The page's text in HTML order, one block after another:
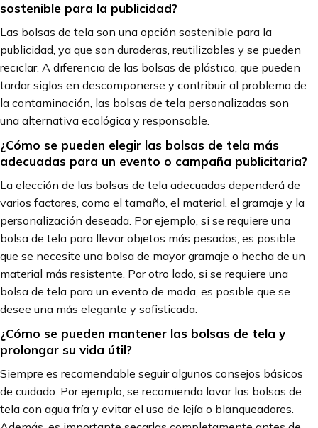
sostenible para la publicidad?
Las bolsas de tela son una opción sostenible para la
publicidad, ya que son duraderas, reutilizables y se pueden
reciclar. A diferencia de las bolsas de plástico, que pueden
tardar siglos en descomponerse y contribuir al problema de
la contaminación, las bolsas de tela personalizadas son
una alternativa ecológica y responsable.
¿Cómo se pueden elegir las bolsas de tela más
adecuadas para un evento o campaña publicitaria?
La elección de las bolsas de tela adecuadas dependerá de
varios factores, como el tamaño, el material, el gramaje y la
personalización deseada. Por ejemplo, si se requiere una
bolsa de tela para llevar objetos más pesados, es posible
que se necesite una bolsa de mayor gramaje o hecha de un
material más resistente. Por otro lado, si se requiere una
bolsa de tela para un evento de moda, es posible que se
desee una más elegante y sofisticada.
¿Cómo se pueden mantener las bolsas de tela y
prolongar su vida útil?
Siempre es recomendable seguir algunos consejos básicos
de cuidado. Por ejemplo, se recomienda lavar las bolsas de
tela con agua fría y evitar el uso de lejía o blanqueadores.